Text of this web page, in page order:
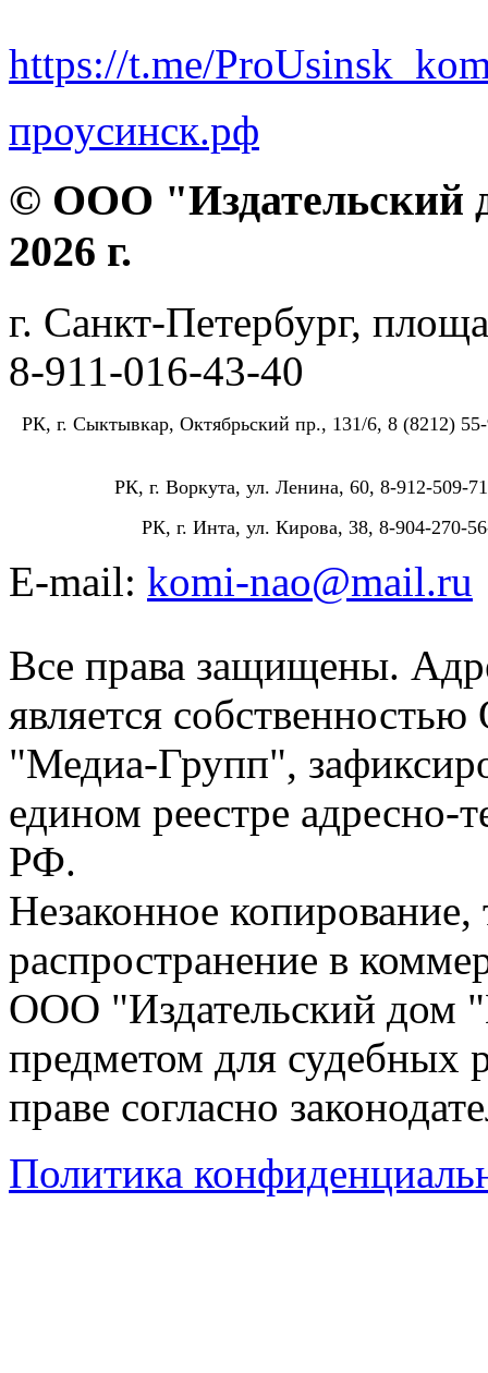
https://t.me/
проусинск.рф
© ООО "Издательский
2026 г.
г. Санкт-Петербург,
8-911-016-43-40
РК, г. Сыктывкар, Октябрьский пр., 131/6, 8 (8212)
РК, г. Воркута, ул. Ленина, 60, 8-912-509-
РК, г. Инта, ул. Кирова, 38, 8-904-270-
E-mail: komi-nao@mail.ru
Все права защищены.
является
"Медиа-Групп",
едином реестре адресно-
РФ.
Незаконное
распространение в
ООО "Издательский дом
предметом для судебных
праве согласно
Политика